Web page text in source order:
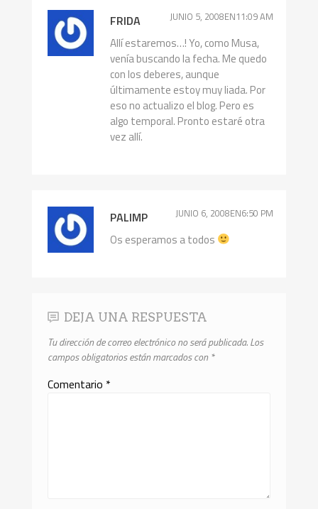
FRIDA JUNIO 5, 2008EN11:09 AM
Allí estaremos…! Yo, como Musa,
venía buscando la fecha. Me quedo
con los deberes, aunque
últimamente estoy muy liada. Por
eso no actualizo el blog. Pero es
algo temporal. Pronto estaré otra
vez allí.
PALIMP JUNIO 6, 2008EN6:50 PM
Os esperamos a todos
DEJA UNA RESPUESTA
Tu dirección de correo electrónico no será publicada.Los
campos obligatorios están marcados con *
Comentario *